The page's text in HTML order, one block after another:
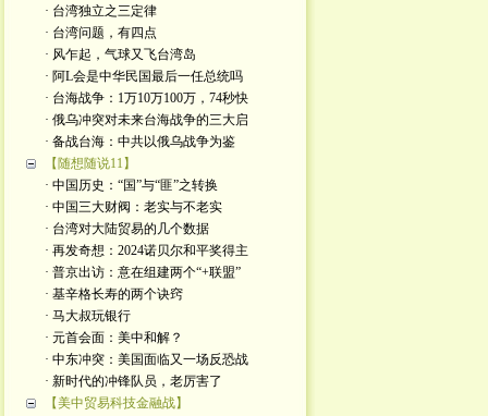
· 台湾独立之三定律
· 台湾问题，有四点
· 风乍起，气球又飞台湾岛
· 阿L会是中华民国最后一任总统吗
· 台海战争：1万10万100万，74秒快
· 俄乌冲突对未来台海战争的三大启
· 备战台海：中共以俄乌战争为鉴
【随想随说11】
· 中国历史：“国”与“匪”之转换
· 中国三大财阀：老实与不老实
· 台湾对大陆贸易的几个数据
· 再发奇想：2024诺贝尔和平奖得主
· 普京出访：意在组建两个“+联盟”
· 基辛格长寿的两个诀窍
· 马大叔玩银行
· 元首会面：美中和解？
· 中东冲突：美国面临又一场反恐战
· 新时代的冲锋队员，老厉害了
【美中贸易科技金融战】